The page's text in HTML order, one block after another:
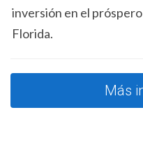
Los documentos
el préstamo FHA incluyen:
Comprobantes de
Historial de crédito
Identificación
inversión en el
Florida.
Más